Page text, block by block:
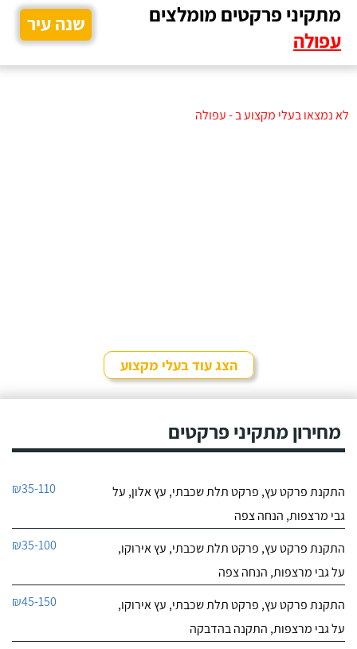
מתקיני פרקטים מומלצים
עפולה
שנה עיר
לא נמצאו בעלי מקצוע ב - עפולה
הצג עוד בעלי מקצוע
מחירון מתקיני פרקטים
התקנת פרקט עץ, פרקט תלת שכבתי, עץ אלון, על
גבי מרצפות, הנחה צפה
₪35-110
התקנת פרקט עץ, פרקט תלת שכבתי, עץ אירוקו,
על גבי מרצפות, הנחה צפה
₪35-100
התקנת פרקט עץ, פרקט תלת שכבתי, עץ אירוקו,
על גבי מרצפות, התקנה בהדבקה
₪45-150